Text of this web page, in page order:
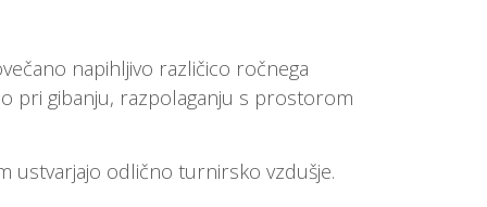
napihljivo različico ročnega
pri gibanju, razpolaganju s prostorom
ustvarjajo odlično turnirsko vzdušje.